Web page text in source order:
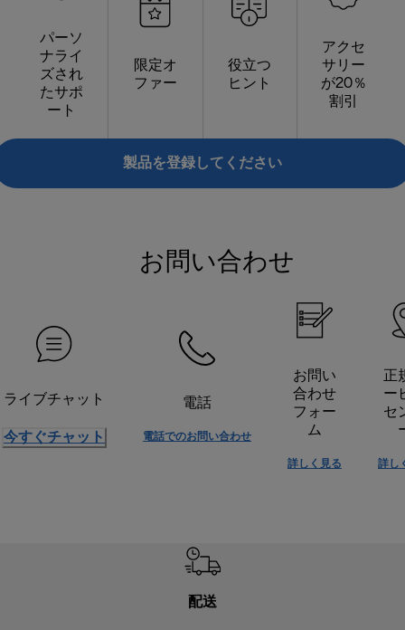
パーソ
ナライ
ズされ
たサポ
ート
限定オ
ファー
役立つ
ヒント
アクセ
サリー
が20％
割引
製品を登録してください
お問い合わせ
ライブチャット
今すぐチャット
電話
電話でのお問い合わせ
お問い
合わせ
フォー
ム
詳しく見る
正
ー
セ
詳し
配送